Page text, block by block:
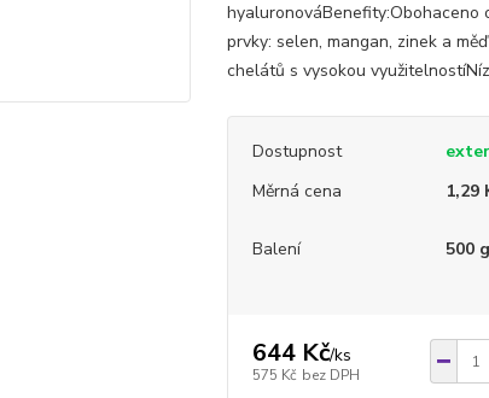
hyaluronováBenefity:Obohaceno
prvky: selen, mangan, zinek a
chelátů s vysokou
Dostupnost
Měrná cena
1,29
Balení 500 g
644 Kč/ks
575 Kč bez DPH